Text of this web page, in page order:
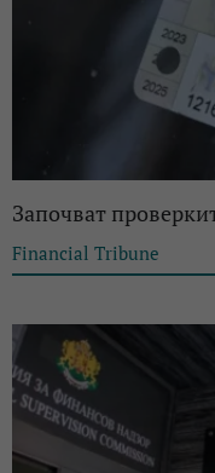
Започват
Financial Tribune